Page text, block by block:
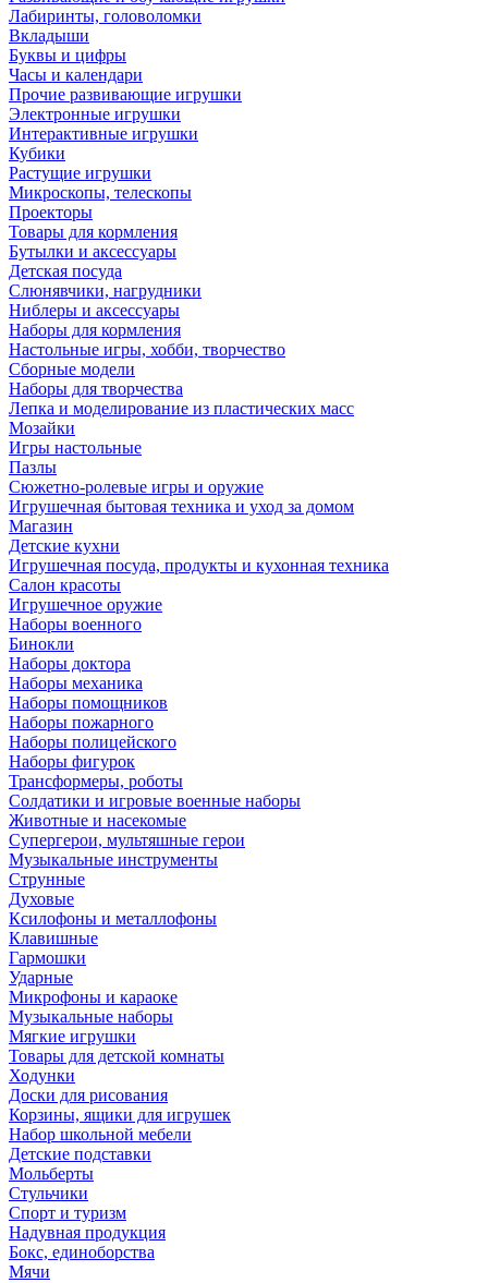
Лабиринты, головоломки
Вкладыши
Буквы и цифры
Часы и календари
Прочие развивающие игрушки
Электронные игрушки
Интерактивные игрушки
Кубики
Растущие игрушки
Микроскопы, телескопы
Проекторы
Товары для кормления
Бутылки и аксессуары
Детская посуда
Слюнявчики, нагрудники
Ниблеры и аксессуары
Наборы для кормления
Настольные игры, хобби, творчество
Сборные модели
Наборы для творчества
Лепка и моделирование из пластических масс
Мозайки
Игры настольные
Пазлы
Сюжетно-ролевые игры и оружие
Игрушечная бытовая техника и уход за домом
Магазин
Детские кухни
Игрушечная посуда, продукты и кухонная техника
Салон красоты
Игрушечное оружие
Наборы военного
Бинокли
Наборы доктора
Наборы механика
Наборы помощников
Наборы пожарного
Наборы полицейского
Наборы фигурок
Трансформеры, роботы
Солдатики и игровые военные наборы
Животные и насекомые
Супергерои, мультяшные герои
Музыкальные инструменты
Струнные
Духовые
Ксилофоны и металлофоны
Клавишные
Гармошки
Ударные
Микрофоны и караоке
Музыкальные наборы
Мягкие игрушки
Товары для детской комнаты
Ходунки
Доски для рисования
Корзины, ящики для игрушек
Набор школьной мебели
Детские подставки
Мольберты
Стульчики
Спорт и туризм
Надувная продукция
Бокс, единоборства
Мячи